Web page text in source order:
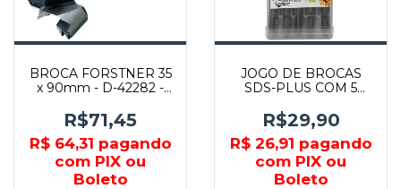
BROCA FORSTNER 35
x 90mm - D-42282 -
R$71,45
R$ 64,31 pagando
com PIX ou
Boleto
JOGO DE BROCAS
SDS-PLUS COM 5
- MAKITA
R$29,90
R$ 26,91 pagando
com PIX ou
Boleto